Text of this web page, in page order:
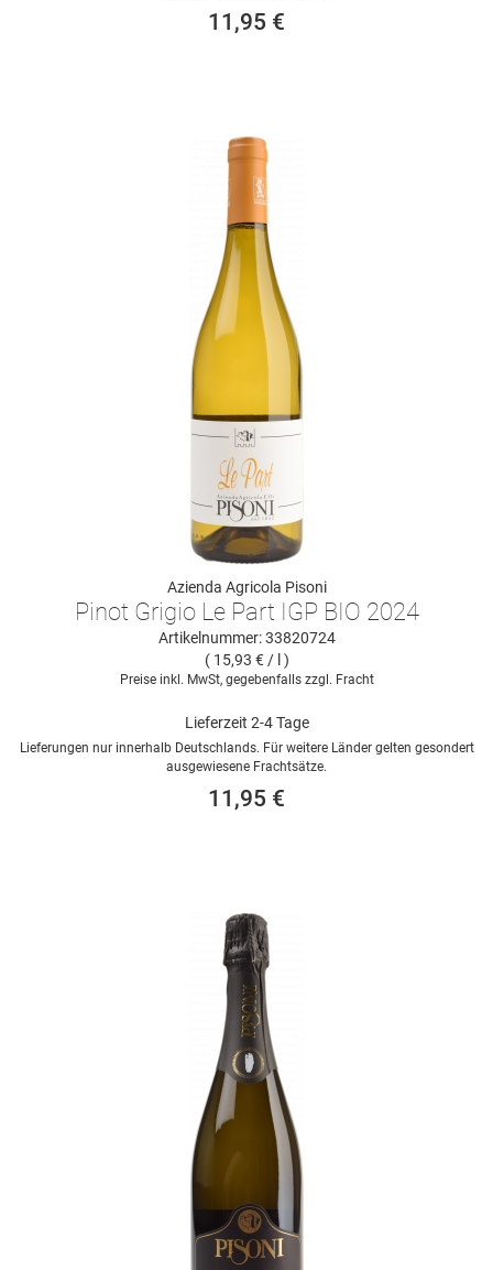
11,95 €
Azienda Agricola Pisoni
Pinot Grigio Le Part IGP BIO 2024
Artikelnummer: 33820724
( 15,93 € / l )
Preise inkl. MwSt, gegebenfalls zzgl. Fracht
Lieferzeit 2-4 Tage
Lieferungen nur innerhalb Deutschlands. Für weitere Länder gelten gesondert
ausgewiesene Frachtsätze.
11,95 €